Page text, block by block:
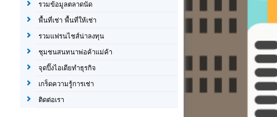
รวมข้อมูลตลาดนัด
พื้นที่เช่า พื้นที่ให้เช่า
รวมแฟรนไชส์น่าลงทุน
ชุมชนสนทนาพ่อค้าแม่ค้า
จุดปิ๊งไอเดียทำธุรกิจ
เกร็ดความรู้การเช่า
ติดต่อเรา